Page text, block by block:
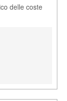
delle coste